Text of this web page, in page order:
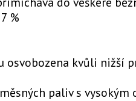
%
osvobozena kvůli nižší
paliv s vysokým